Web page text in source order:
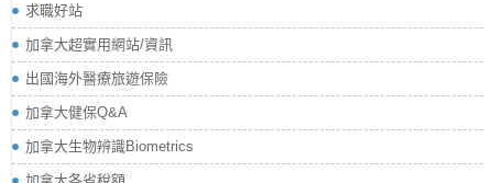
求職好站
加拿大超實用網站/資訊
出國海外醫療旅遊保險
加拿大健保Q&A
加拿大生物辨識Biometrics